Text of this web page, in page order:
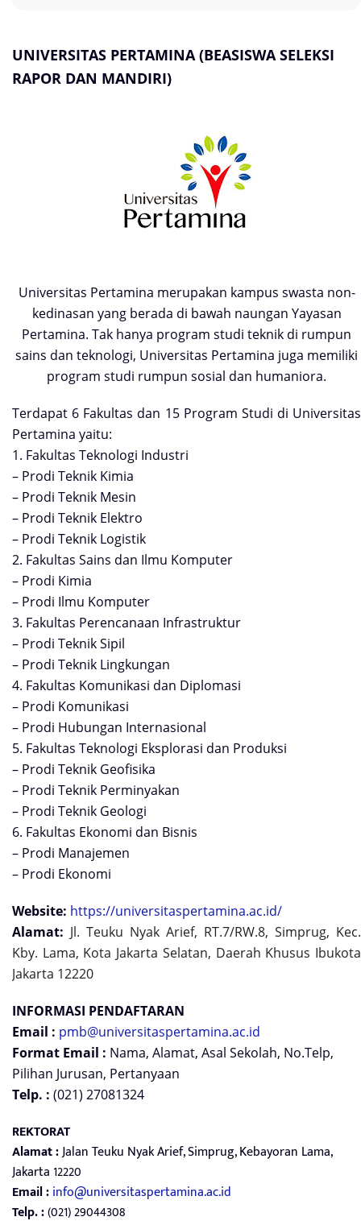
UNIVERSITAS PERTAMINA (BEASISWA SELEKSI
RAPOR DAN MANDIRI)
Universitas Pertamina merupakan kampus swasta non-
kedinasan yang berada di bawah naungan Yayasan
Pertamina. Tak hanya program studi teknik di rumpun
sains dan teknologi, Universitas Pertamina juga memiliki
program studi rumpun sosial dan humaniora.
Terdapat 6 Fakultas dan 15 Program Studi di Universitas
Pertamina yaitu:
1. Fakultas Teknologi Industri
– Prodi Teknik Kimia
– Prodi Teknik Mesin
– Prodi Teknik Elektro
– Prodi Teknik Logistik
2. Fakultas Sains dan Ilmu Komputer
– Prodi Kimia
– Prodi Ilmu Komputer
3. Fakultas Perencanaan Infrastruktur
– Prodi Teknik Sipil
– Prodi Teknik Lingkungan
4. Fakultas Komunikasi dan Diplomasi
– Prodi Komunikasi
– Prodi Hubungan Internasional
5. Fakultas Teknologi Eksplorasi dan Produksi
– Prodi Teknik Geofisika
– Prodi Teknik Perminyakan
– Prodi Teknik Geologi
6. Fakultas Ekonomi dan Bisnis
– Prodi Manajemen
– Prodi Ekonomi
Website: https://universitaspertamina.ac.id/
Alamat: Jl. Teuku Nyak Arief, RT.7/RW.8, Simprug, Kec.
Kby. Lama, Kota Jakarta Selatan, Daerah Khusus Ibukota
Jakarta 12220
INFORMASI PENDAFTARAN
Email : pmb@universitaspertamina.ac.id
Format Email : Nama, Alamat, Asal Sekolah, No.Telp,
Pilihan Jurusan, Pertanyaan
Telp. : (021) 27081324
REKTORAT
Alamat :Jalan Teuku Nyak Arief, Simprug, Kebayoran Lama,
Jakarta 12220
Email :info@universitaspertamina.ac.id
Telp. :(021) 29044308